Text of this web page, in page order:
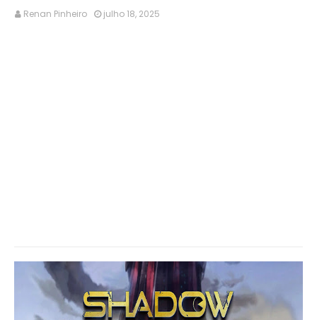
Renan Pinheiro julho 18, 2025